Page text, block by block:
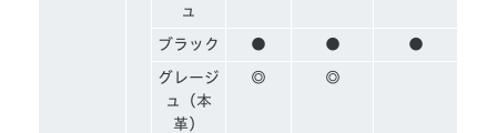
ュ
ブラック ● ● ●
グレージ
ュ（本
革）
◎ ◎